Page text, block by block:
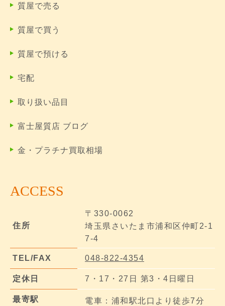
質屋で売る
質屋で買う
質屋で預ける
宅配
取り扱い品目
富士屋質店 ブログ
金・プラチナ買取相場
ACCESS
住所
〒330-0062
埼玉県さいたま市浦和区仲町2-1
7-4
TEL/FAX 048-822-4354
定休日 7・17・27日 第3・4日曜日
最寄駅 電車：浦和駅北口より徒歩7分